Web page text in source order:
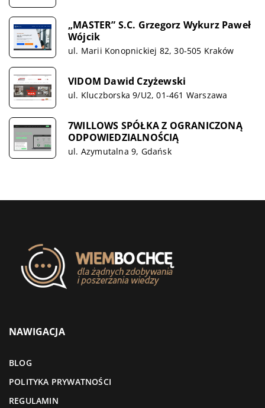
„MASTER” S.C. Grzegorz Wykurz Paweł
Wójcik
ul. Marii Konopnickiej 82, 30-505 Kraków
VIDOM Dawid Czyżewski
ul. Kluczborska 9/U2, 01-461 Warszawa
7WILLOWS SPÓŁKA Z OGRANICZONĄ
ODPOWIEDZIALNOŚCIĄ
ul. Azymutalna 9, Gdańsk
NAWIGACJA
BLOG
POLITYKA PRYWATNOŚCI
REGULAMIN